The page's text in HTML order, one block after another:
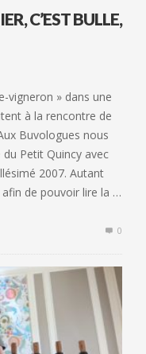
C’EST BULLE,
vigneron » dans une
à la rencontre de
Buvologues nous
du Petit Quincy avec
2007. Autant
de pouvoir lire la …
0